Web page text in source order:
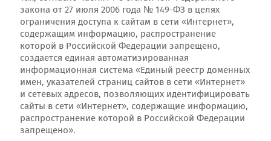
закона от 27 июля 2006 года № 149-ФЗ в целях
ограничения доступа к сайтам в сети «Интернет»,
содержащим информацию, распространение
которой в Российской Федерации запрещено,
создается единая автоматизированная
информационная система «Единый реестр доменных
имен, указателей страниц сайтов в сети «Интернет»
и сетевых адресов, позволяющих идентифицировать
сайты в сети «Интернет», содержащие информацию,
распространение которой в Российской Федерации
запрещено».